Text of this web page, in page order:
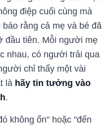
điệp cuối cùng mà
rằng cả mẹ và bé đã
đầu tiên. Mỗi người mẹ
nhau, có người trải qua
chỉ thấy một vài
là hãy tin tưởng vào
.
không ổn" hoặc "đến